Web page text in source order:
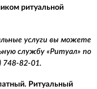
ритуальной
услуги вы можете
службу «Ритуал» по
748-82-01.
Ритуальный